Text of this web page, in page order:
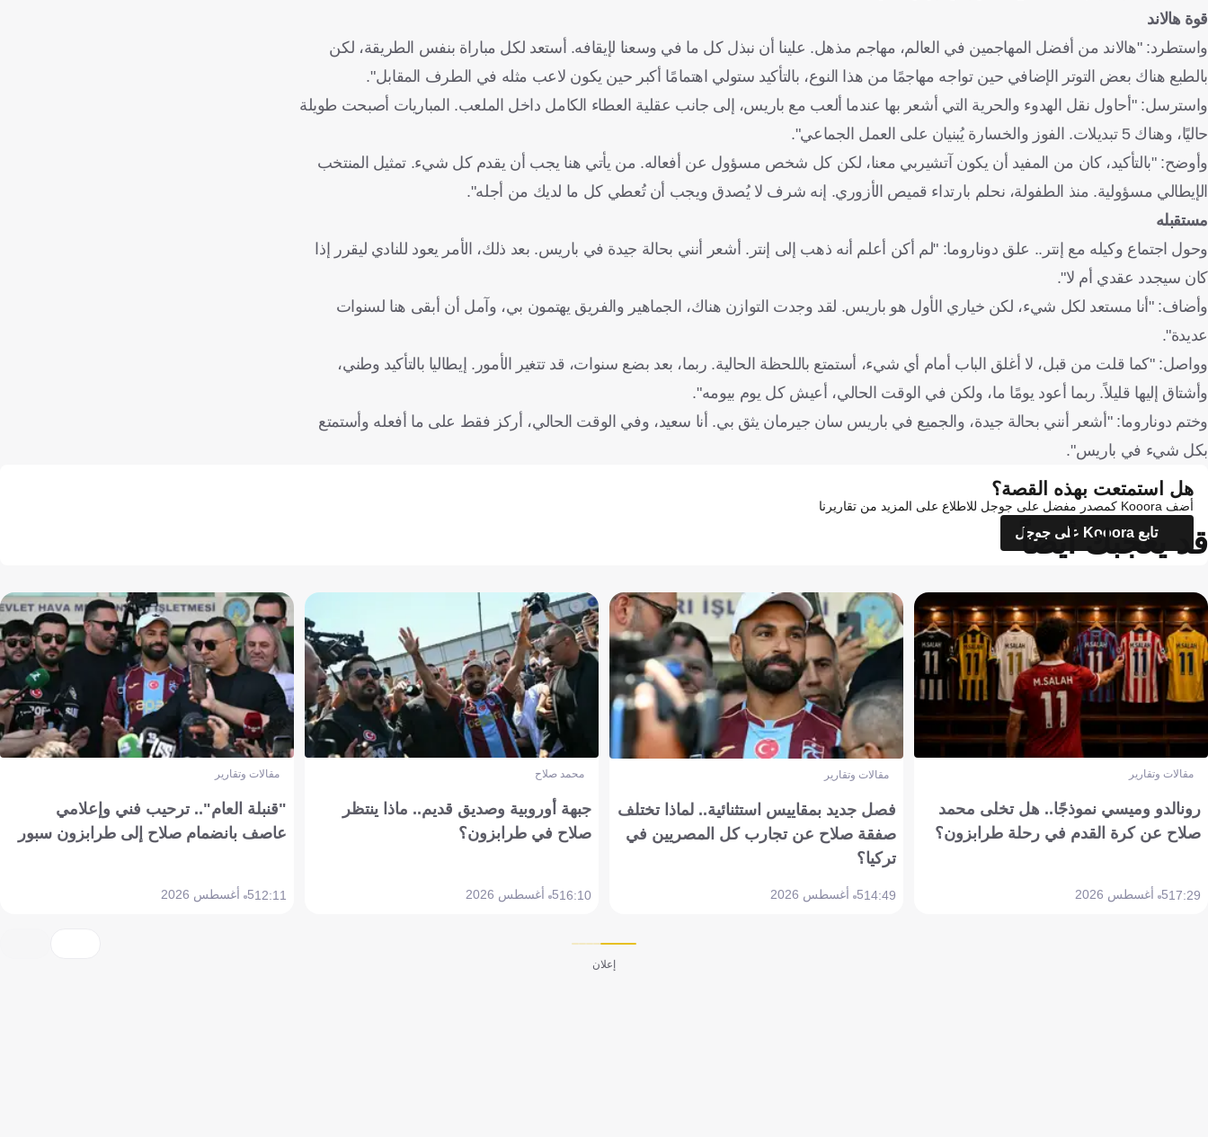
قوة هالاند
واستطرد: "هالاند من أفضل المهاجمين في العالم، مهاجم مذهل. علينا أن نبذل كل ما في وسعنا لإيقافه. أستعد لكل مباراة بنفس الطريقة، لكن
بالطبع هناك بعض التوتر الإضافي حين تواجه مهاجمًا من هذا النوع، بالتأكيد ستولي اهتمامًا أكبر حين يكون لاعب مثله في الطرف المقابل".
واسترسل: "أحاول نقل الهدوء والحرية التي أشعر بها عندما ألعب مع باريس، إلى جانب عقلية العطاء الكامل داخل الملعب. المباريات أصبحت طويلة
حاليًا، وهناك 5 تبديلات. الفوز والخسارة يُبنيان على العمل الجماعي".
وأوضح: "بالتأكيد، كان من المفيد أن يكون آتشيربي معنا، لكن كل شخص مسؤول عن أفعاله. من يأتي هنا يجب أن يقدم كل شيء. تمثيل المنتخب
الإيطالي مسؤولية. منذ الطفولة، نحلم بارتداء قميص الأزوري. إنه شرف لا يُصدق ويجب أن تُعطي كل ما لديك من أجله".
مستقبله
وحول اجتماع وكيله مع إنتر.. علق دوناروما: "لم أكن أعلم أنه ذهب إلى إنتر. أشعر أنني بحالة جيدة في باريس. بعد ذلك، الأمر يعود للنادي ليقرر إذا
كان سيجدد عقدي أم لا".
وأضاف: "أنا مستعد لكل شيء، لكن خياري الأول هو باريس. لقد وجدت التوازن هناك، الجماهير والفريق يهتمون بي، وآمل أن أبقى هنا لسنوات
عديدة".
وواصل: "كما قلت من قبل، لا أغلق الباب أمام أي شيء، أستمتع باللحظة الحالية. ربما، بعد بضع سنوات، قد تتغير الأمور. إيطاليا بالتأكيد وطني،
وأشتاق إليها قليلاً. ربما أعود يومًا ما، ولكن في الوقت الحالي، أعيش كل يوم بيومه".
وختم دوناروما: "أشعر أنني بحالة جيدة، والجميع في باريس سان جيرمان يثق بي. أنا سعيد، وفي الوقت الحالي، أركز فقط على ما أفعله وأستمتع
بكل شيء في باريس".
هل استمتعت بهذه القصة؟
أضف Kooora كمصدر مفضل على جوجل للاطلاع على المزيد من تقاريرنا
تابع Kooora على جوجل
قد يعجبك أيضاً
مقالات وتقارير
رونالدو وميسي نموذجًا.. هل تخلى محمد
صلاح عن كرة القدم في رحلة طرابزون؟
17:295 أغسطس 2026
مقالات وتقارير
فصل جديد بمقاييس استثنائية.. لماذا تختلف
صفقة صلاح عن تجارب كل المصريين في
تركيا؟
14:495 أغسطس 2026
محمد صلاح
جبهة أوروبية وصديق قديم.. ماذا ينتظر
صلاح في طرابزون؟
16:105 أغسطس 2026
مقالات وتقارير
"قنبلة العام".. ترحيب فني وإعلامي
عاصف بانضمام صلاح إلى طرابزون سبور
12:115 أغسطس 2026
إعلان